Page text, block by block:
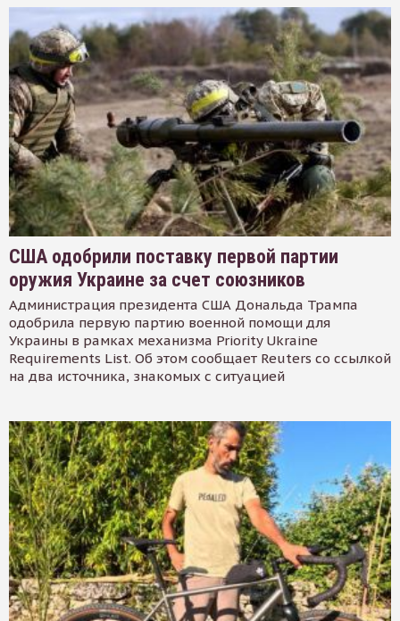
США одобрили поставку первой партии
оружия Украине за счет союзников
Администрация президента США Дональда Трампа
одобрила первую партию военной помощи для
Украины в рамках механизма Priority Ukraine
Requirements List. Об этом сообщает Reuters со ссылкой
на два источника, знакомых с ситуацией